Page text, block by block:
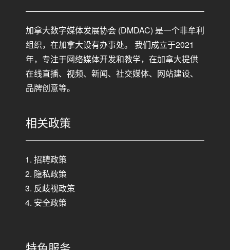
b
o
o
k
dI
n
加拿大数字媒体发展协会 (DMDAC) 是一个非牟利
组织，在加拿大设有办事处。 我们成立于2021
年，专注于网络媒体开发和教学，在加拿大提供
在线直播、视频、新闻、社交媒体、网站建设、
品牌创意等。
相关政策
招聘政策
隐私政策
反歧视政策
安全政策